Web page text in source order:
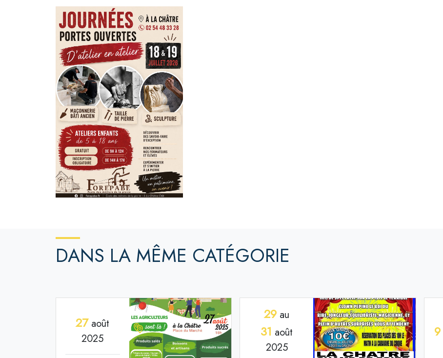
DANS LA MÊME CATÉGORIE
27août
2025
29 au
31 août
2025
9